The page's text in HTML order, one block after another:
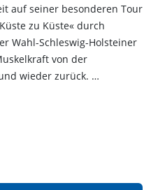
auf seiner besonderen Tour
zu Küste« durch
Wahl-Schleswig-Holsteiner
von der
wieder zurück. …